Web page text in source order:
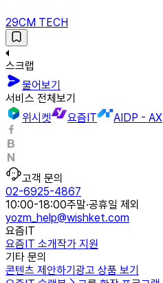
29CM TECH
스크랩
물어보기
서비스 전체보기
위시켓
요즘IT AIDP - AX
고객 문의
02-6925-4867
10:00-18:00주말·공휴일 제외
yozm_help@wishket.com
요즘IT
요즘IT 소개작가 지원
기타 문의
콘텐츠 제안하기 광고 상품 보기